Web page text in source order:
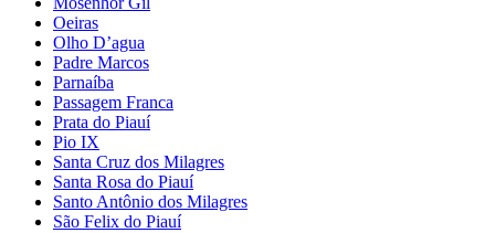
Oeiras
Olho D’agua
Padre Marcos
Parnaíba
Passagem Franca
Prata do Piauí
Pio IX
Santa Cruz dos Milagres
Santa Rosa do Piauí
Santo Antônio dos Milagres
São Felix do Piauí